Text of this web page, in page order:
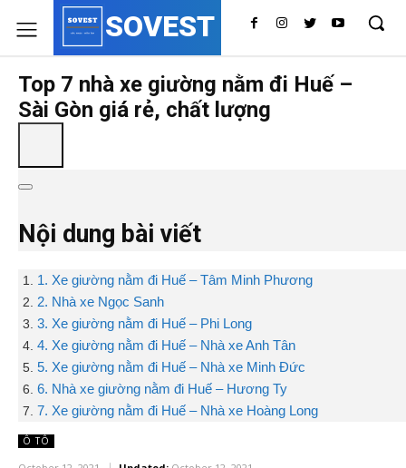
SOVEST
Top 7 nhà xe giường nằm đi Huế –
Sài Gòn giá rẻ, chất lượng
Nội dung bài viết
1. Xe giường nằm đi Huế – Tâm Minh Phương
2. Nhà xe Ngọc Sanh
3. Xe giường nằm đi Huế – Phi Long
4. Xe giường nằm đi Huế – Nhà xe Anh Tân
5. Xe giường nằm đi Huế – Nhà xe Minh Đức
6. Nhà xe giường nằm đi Huế – Hương Ty
7. Xe giường nằm đi Huế – Nhà xe Hoàng Long
Ô TÔ